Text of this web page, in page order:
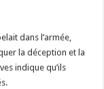
dans l’armée,
la déception et la
indique qu’ils